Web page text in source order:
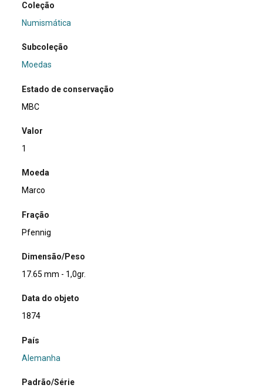
Coleção
Numismática
Subcoleção
Moedas
Estado de conservação
MBC
Valor
1
Moeda
Marco
Fração
Pfennig
Dimensão/Peso
17.65 mm - 1,0gr.
Data do objeto
1874
País
Alemanha
Padrão/Série